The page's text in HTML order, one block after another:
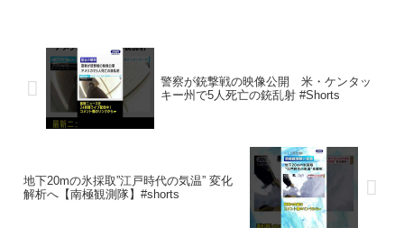
警察が銃撃戦の映像公開 米・ケンタッ
キー州で5人死亡の銃乱射 #Shorts
地下20mの氷採取”江戸時代の気温” 変化
解析へ【南極観測隊】#shorts